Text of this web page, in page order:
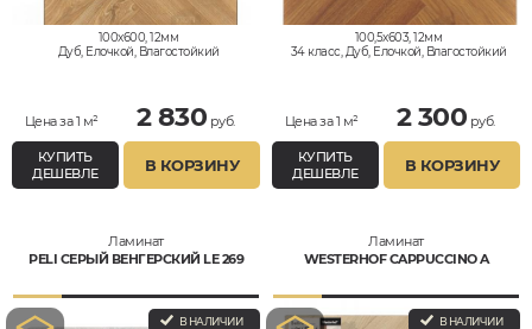
100x600, 12мм
Дуб, Елочкой, Влагостойкий
Цена за 1 м² 2 830 руб.
КУПИТЬ
ДЕШЕВЛЕ
В КОРЗИНУ
100,5x603, 12мм
34 класс, Дуб, Елочкой, Влагостойкий
Цена за 1 м² 2 300 руб.
КУПИТЬ
ДЕШЕВЛЕ
В КОРЗИНУ
Ламинат
PELI СЕРЫЙ ВЕНГЕРСКИЙ LE 269
В НАЛИЧИИ
Ламинат
WESTERHOF CAPPUCCINO A
В НАЛИЧИИ